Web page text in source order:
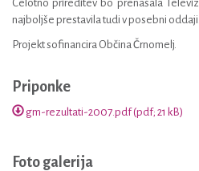
Celotno prireditev bo prenašala
najboljše prestavila tudi v posebni oddaji.
Projekt sofinancira Občina Črnomelj.
Priponke
gm-rezultati-2007.pdf (pdf; 21 kB)
Foto galerija